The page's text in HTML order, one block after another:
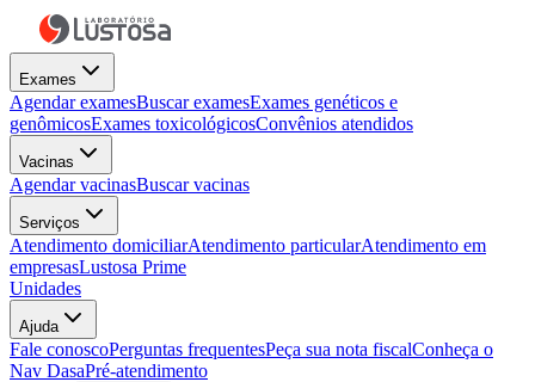
Exames
Agendar examesBuscar examesExames genéticos e
genômicosExames toxicológicosConvênios atendidos
Vacinas
Agendar vacinasBuscar vacinas
Serviços
Atendimento domiciliarAtendimento particularAtendimento em
empresasLustosa Prime
Unidades
Ajuda
Fale conoscoPerguntas frequentesPeça sua nota fiscalConheça o
Nav DasaPré-atendimento